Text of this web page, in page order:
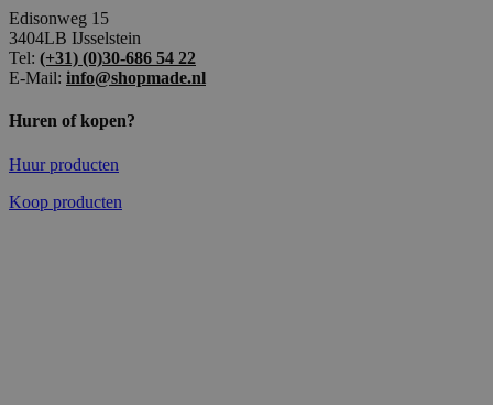
Edisonweg 15
3404LB IJsselstein
Tel: (+31) (0)30-686 54 22
E-Mail: info@shopmade.nl
Huren of kopen?
Huur producten
Koop producten